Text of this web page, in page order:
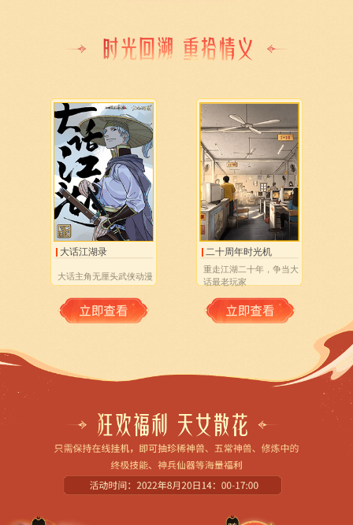
大话江湖录
大话主角无厘头武侠动漫
二十周年时光机
重走江湖二十年，争当大
话最老玩家